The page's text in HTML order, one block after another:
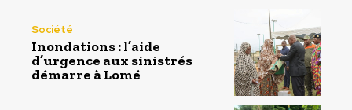
Société
Inondations : l’aide
d’urgence aux sinistrés
démarre à Lomé